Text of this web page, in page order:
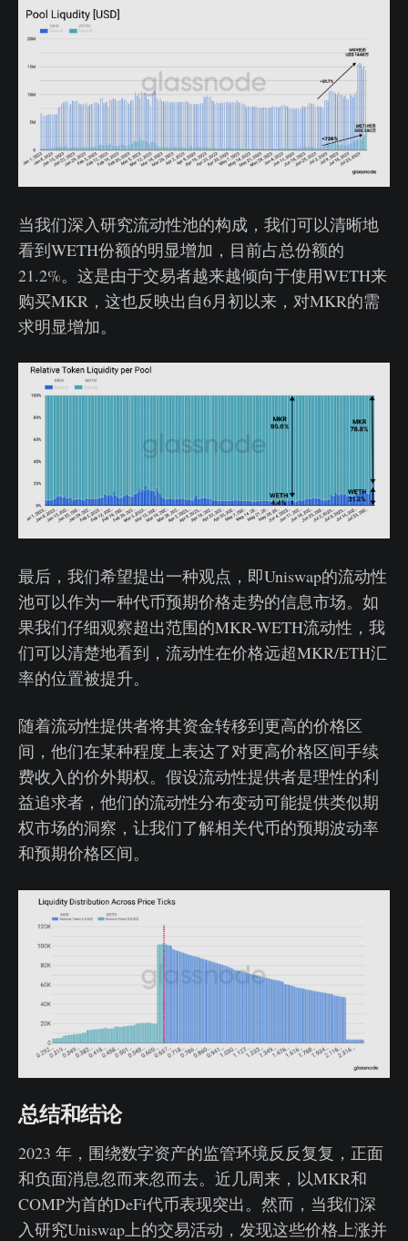
当我们深入研究流动性池的构成，我们可以清晰地
看到WETH份额的明显增加，目前占总份额的
21.2%。这是由于交易者越来越倾向于使用WETH来
购买MKR，这也反映出自6月初以来，对MKR的需
求明显增加。
最后，我们希望提出一种观点，即Uniswap的流动性
池可以作为一种代币预期价格走势的信息市场。如
果我们仔细观察超出范围的MKR-WETH流动性，我
们可以清楚地看到，流动性在价格远超MKR/ETH汇
率的位置被提升。
随着流动性提供者将其资金转移到更高的价格区
间，他们在某种程度上表达了对更高价格区间手续
费收入的价外期权。假设流动性提供者是理性的利
益追求者，他们的流动性分布变动可能提供类似期
权市场的洞察，让我们了解相关代币的预期波动率
和预期价格区间。
总结和结论
2023 年，围绕数字资产的监管环境反反复复，正面
和负面消息忽而来忽而去。近几周来，以MKR和
COMP为首的DeFi代币表现突出。然而，当我们深
入研究Uniswap上的交易活动，发现这些价格上涨并